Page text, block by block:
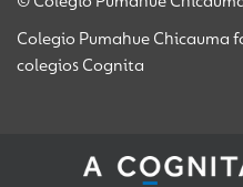
Colegio Pumahue Chicauma
colegios Cognita